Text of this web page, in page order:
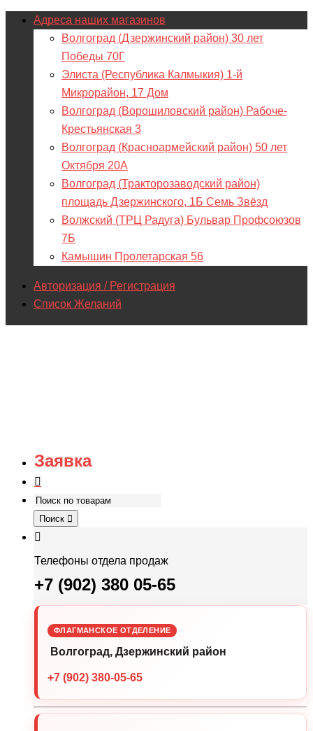
Адреса наших магазинов
Волгоград (Дзержинский район) 30 лет
Победы 70Г
Элиста (Республика Калмыкия) 1-й
Микрорайон, 17 Дом
Волгоград (Ворошиловский район) Рабоче-
Крестьянская 3
Волгоград (Красноармейский район) 50 лет
Октября 20А
Волгоград (Тракторозаводский район)
площадь Дзержинского, 1Б Семь Звёзд
Волжский (ТРЦ Радуга) Бульвар Профсоюзов
7Б
Камышин Пролетарская 56
Авторизация / Регистрация
Список Желаний
Заявка
Поиск
Телефоны отдела продаж
+7 (902) 380 05-65
ФЛАГМАНСКОЕ ОТДЕЛЕНИЕ
Волгоград, Дзержинский район
+7 (902) 380-05-65